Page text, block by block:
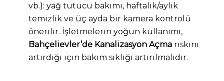
vb.): yağ tutucu bakımı, haftalık/aylık
temizlik ve üç ayda bir kamera kontrolü
önerilir. İşletmelerin yoğun kullanımı,
Bahçelievler’de Kanalizasyon Açmariskini
artırdığı için bakım sıklığı artırılmalıdır.